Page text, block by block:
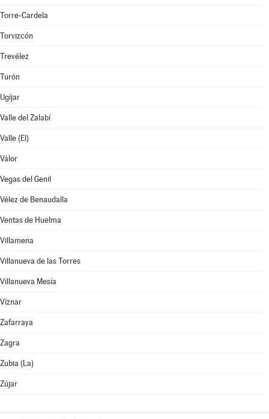
Torre-Cardela
Torvizcón
Trevélez
Turón
Ugíjar
Valle del Zalabí
Valle (El)
Válor
Vegas del Genil
Vélez de Benaudalla
Ventas de Huelma
Villamena
Villanueva de las Torres
Villanueva Mesía
Víznar
Zafarraya
Zagra
Zubia (La)
Zújar